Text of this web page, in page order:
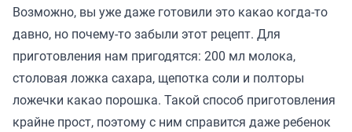
Возможно, вы уже даже готовили это какао когда-то
давно, но почему-то забыли этот рецепт. Для
приготовления нам пригодятся: 200 мл молока,
столовая ложка сахара, щепотка соли и полторы
ложечки какао порошка. Такой способ приготовления
крайне прост, поэтому с ним справится даже ребенок